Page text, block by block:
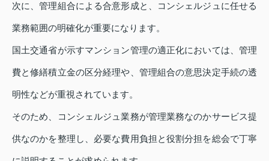
次に、管理組合による合意形成と、コンシェルジュに任せる
業務範囲の明確化が重要になります。
国土交通省が示すマンション管理の適正化においては、管理
費と修繕積立金の区分経理や、管理組合の意思決定手続の透
明性などが重視されています。
そのため、コンシェルジュ業務が管理業務なのかサービス提
供なのかを整理し、必要な費用負担と役割分担を総会で丁寧